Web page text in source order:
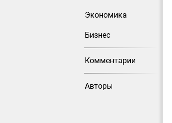
Экономика
Бизнес
Комментарии
Авторы